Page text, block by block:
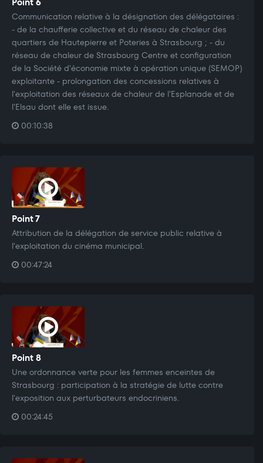
Communication relative à la désignation des délégataires :
- de la chaufferie collective et du réseau de chaleur des
quartiers de Hautepierre et Poteries à Strasbourg ; - du
réseau de chaleur de Strasbourg Centre et configuration
de la Société d'économie mixte à opération unique (SEMOP)
exploitante - prolongation des concessions relatives à
l'exploitation des réseaux de chaleur de l'Esplanade et de
l'Elsau dont elle est issue.
00:10:38
Point 7
Attribution de la délégation de service public relative à
l'exploitation du cinéma municipal.
00:47:24
Point 8
Une ordonnance verte pour les femmes enceintes de
Strasbourg : participation à la stratégie de lutte contre
l'exposition aux perturbateurs endocriniens.
00:24:45